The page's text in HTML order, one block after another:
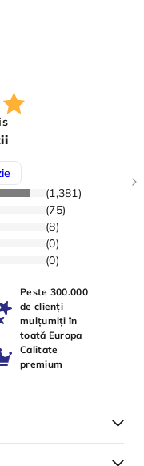
(1,381)
(75)
(8)
(0)
(0)
Peste 300.000
de clienți
mulțumiți în
toată Europa
Calitate
premium